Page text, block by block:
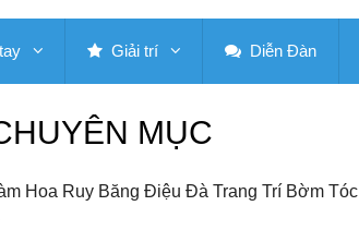
Giải trí Diễn Đàn
MỤC
Hoa Ruy Băng Điệu Đà Trang Trí Bờm Tóc